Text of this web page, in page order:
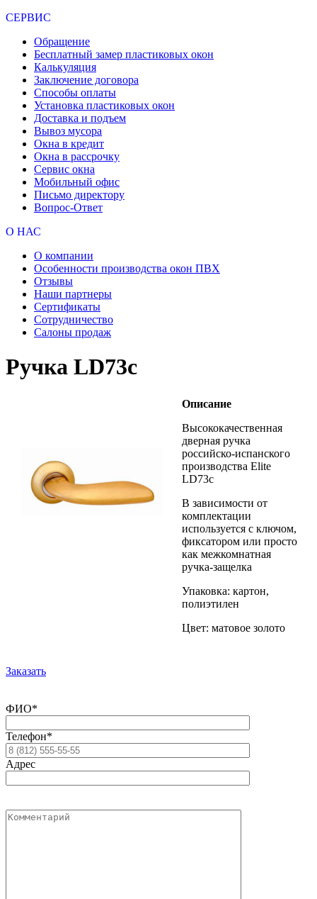
СЕРВИС
Обращение
Бесплатный замер пластиковых окон
Калькуляция
Заключение договора
Способы оплаты
Установка пластиковых окон
Доставка и подъем
Вывоз мусора
Окна в кредит
Окна в рассрочку
Сервис окна
Мобильный офис
Письмо директору
Вопрос-Ответ
О НАС
О компании
Особенности производства окон ПВХ
Отзывы
Наши партнеры
Сертификаты
Сотрудничество
Салоны продаж
Ручка LD73c
Описание
Высококачественная
дверная ручка
российско-испанского
производства Elite
LD73с
В зависимости от
комплектации
используется с ключом,
фиксатором или просто
как межкомнатная
ручка-защелка
Упаковка: картон,
полиэтилен
Цвет: матовое золото
Заказать
ФИО*
Телефон*
Адрес